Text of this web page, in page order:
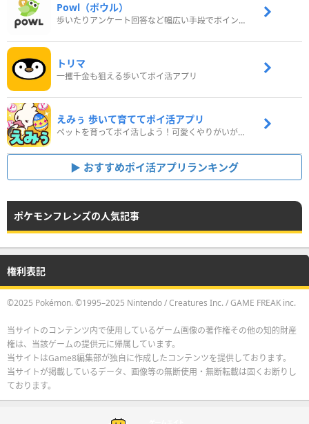
Powl（ポウル）
歩いたりアンケート回答など幅広い手段でポイントをゲット
トリマ
一攫千金も狙える歩いてポイ活アプリ
えみぅ 歩いて育ててポイ活アプリ
ペットを育ってポイ活しよう！可愛くやりがいがある新感覚アプリ
おすすめポイ活アプリランキング
ポケモンフレンズの人気記事
権利表記
©2025 Pokémon. ©1995–2025 Nintendo / Creatures Inc. / GAME FREAK inc.
当サイトのコンテンツ内で使用しているゲーム画像の著作権その他の知的財産
権は、当該ゲームの提供元に帰属しています。
当サイトはGame8編集部が独自に作成したコンテンツを提供しております。
当サイトが掲載しているデータ、画像等の無断使用・無断転載は固くお断りし
ております。